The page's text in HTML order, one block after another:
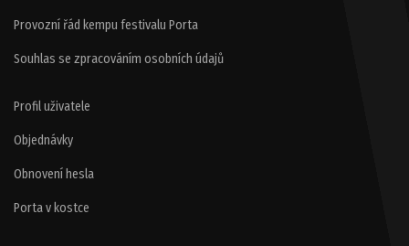
Provozní řád kempu festivalu Porta
Souhlas se zpracováním osobních údajů
Profil uživatele
Objednávky
Obnovení hesla
Porta v kostce